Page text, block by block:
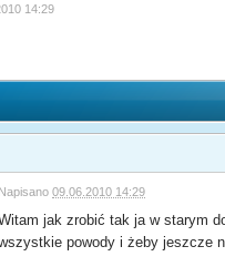
14:29
Napisano09.06.2010 14:29
jak zrobić tak ja w starym
powody i żeby jeszcze